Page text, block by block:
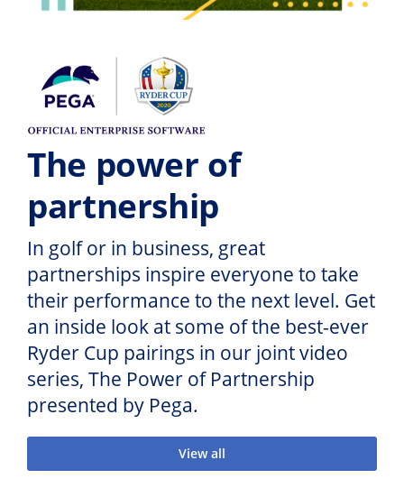
The power of
partnership
In golf or in business, great
partnerships inspire everyone to take
their performance to the next level. Get
an inside look at some of the best-ever
Ryder Cup pairings in our joint video
series, The Power of Partnership
presented by Pega.
View all